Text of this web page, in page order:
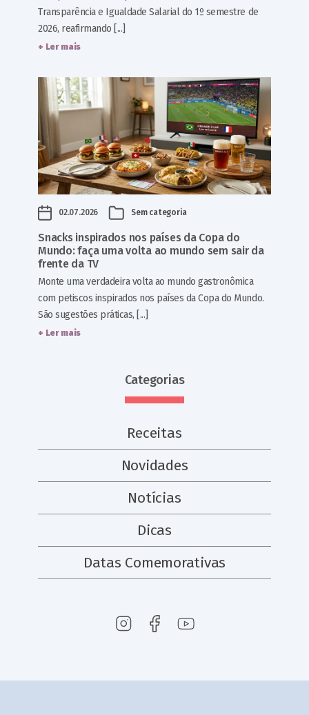
Transparência e Igualdade Salarial do 1º semestre de
2026, reafirmando [...]
+ Ler mais
02.07.2026 Sem categoria
Snacks inspirados nos países da Copa do
Mundo: faça uma volta ao mundo sem sair da
frente da TV
Monte uma verdadeira volta ao mundo gastronômica
com petiscos inspirados nos países da Copa do Mundo.
São sugestões práticas, [...]
+ Ler mais
Categorias
Receitas
Novidades
Notícias
Dicas
Datas Comemorativas